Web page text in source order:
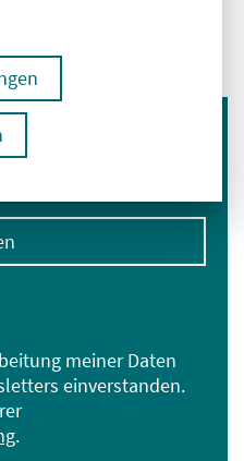
meiner Daten
einverstanden.
.